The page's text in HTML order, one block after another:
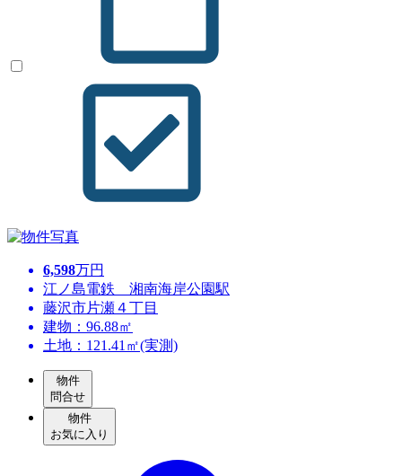
6,598万円
江ノ島電鉄 湘南海岸公園駅
藤沢市片瀬４丁目
建物：96.88㎡
土地：121.41㎡(実測)
物件
問合せ
物件
お気に入り